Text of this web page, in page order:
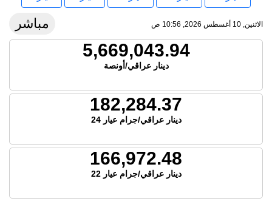
الاثنين, 10 أغسطس 2026, 10:56 ص مباشر
5,669,043.94
دينار عراقي/أونصة
182,284.37
دينار عراقي/جرام عيار 24
166,972.48
دينار عراقي/جرام عيار 22